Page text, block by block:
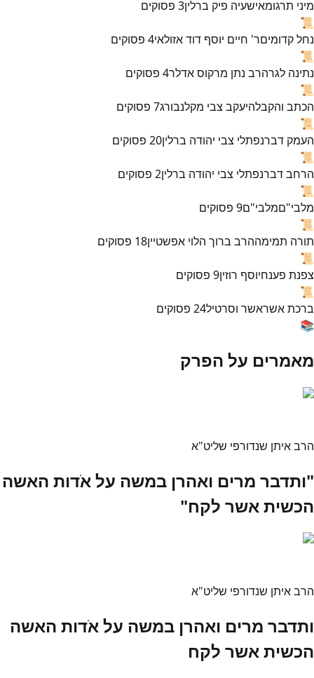
מיני תרגומאישעיה פיק ברלין3 פסוקים
📜
נחל קדומיםר' חיים יוסף דוד אזולאי4 פסוקים
📜
נתינה לגרהרב נתן מרקוס אדלר4 פסוקים
📜
הכתב והקבלהיעקב צבי מקלנבורג7 פסוקים
📜
העמק דברנפתלי צבי יהודה ברלין20 פסוקים
📜
הרחב דברנפתלי צבי יהודה ברלין2 פסוקים
📜
מלבי"םמלבי"ם9 פסוקים
📜
תורה תמימההרב ברוך הלוי אפשטיין18 פסוקים
📜
צפנת פענחיוסף רוזין9 פסוקים
📜
ברכת אשראשר וסרטיל24 פסוקים
📚
מאמרים על הפרק
הרב איתן שנדורפי שליט"א
"ותדבר מרים ואהרן במשה על אֹדות האשה
הכשית אשר לקח"
הרב איתן שנדורפי שליט"א
ותדבר מרים ואהרן במשה על אֹדות האשה
הכשית אשר לקח